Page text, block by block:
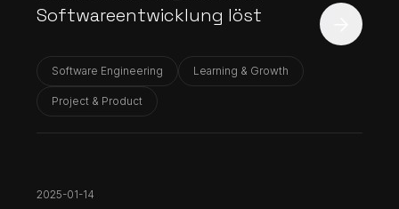
Software­entwicklung löst
Software Engineering Learning & Growth
Project & Product
2025-01-14